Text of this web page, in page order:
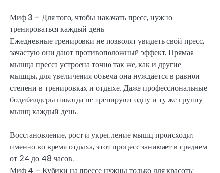
Миф 3 – Для того, чтобы накачать пресс, нужно
тренироваться каждый день
Ежедневные тренировки не позволят увидеть свой пресс,
зачастую они дают противоположный эффект. Прямая
мышца пресса устроена точно так же, как и другие
мышцы, для увеличения объема она нуждается в равной
степени в тренировках и отдыхе. Даже профессиональные
бодибилдеры никогда не тренируют одну и ту же группу
мышц каждый день.
Восстановление, рост и укрепление мышц происходит
именно во время отдыха, этот процесс занимает в среднем
от 24 до 48 часов.
Миф 4 – Кубики на прессе нужны только для красоты